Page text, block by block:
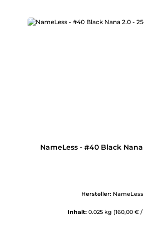
NameLess - #40 Black Nana
Hersteller: NameLess
Inhalt: 0.025 kg (160,00 € /